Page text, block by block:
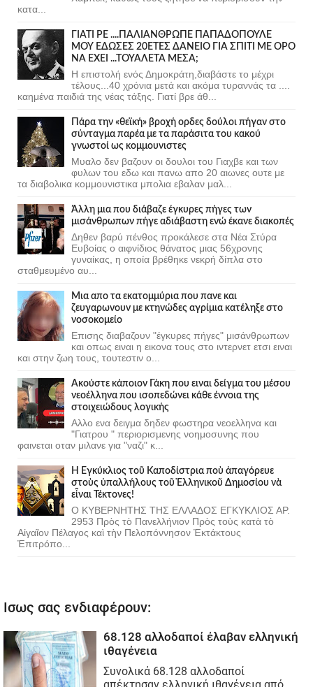
κατα...
ΓΙΑΤΙ ΡΕ ....ΠΑΛΙΑΝΘΡΩΠΕ ΠΑΠΑΔΟΠΟΥΛΕ
ΜΟΥ ΕΔΩΣΕΣ 20ΕΤΕΣ ΔΑΝΕΙΟ ΓΙΑ ΣΠΙΤΙ ΜΕ ΟΡΟ
ΝΑ ΕΧΕΙ ...ΤΟΥΑΛΕΤΑ ΜΕΣΑ;
Η επιστολή ενός Δημοκράτη,διαβάστε το μέχρι
τέλους...40 χρόνια μετά και ακόμα τυραννάς τα ....
καημένα παιδιά της νέας τάξης. Γιατί βρε άθ...
Πάρα την «θεϊκή» βροχή ορδες δούλοι πήγαν στο
σύνταγμα παρέα με τα παράσιτα του κακού
γνωστοί ως κομμουνιστες
Μυαλο δεν βαζουν οι δουλοι του Γιαχβε και των
φυλων του εδω και πανω απο 20 αιωνες ουτε με
τα διαβολικα κομμουνιστικα μπολια εβαλαν μαλ...
Άλλη μια που διάβαζε έγκυρες πήγες των
μισάνθρωπων πήγε αδιάβαστη ενώ έκανε διακοπές
Δηθεν βαρύ πένθος προκάλεσε στα Νέα Στύρα
Ευβοίας ο αιφνίδιος θάνατος μιας 56χρονης
γυναίκας, η οποία βρέθηκε νεκρή δίπλα στο
σταθμευμένο αυ...
Μια απο τα εκατομμύρια που πανε και
ζευγαρωνουν με κτηνώδες αγρίμια κατέληξε στο
νοσοκομείο
Επισης διαβαζουν "έγκυρες πήγες" μισάνθρωπων
και οπως ειναι η εικονα τους στο ιντερνετ ετσι ειναι
και στην ζωη τους, τουτεστιν ο...
Ακούστε κάποιον Γάκη που ειναι δείγμα του μέσου
νεοέλληνα που ισοπεδώνει κάθε έννοια της
στοιχειώδους λογικής
Αλλο ενα δειγμα δηδεν φωστηρα νεοελληνα και
"Γιατρου " περιορισμενης νοημοσυνης που
φαινεται οταν μιλανε για "ναζι" κ...
Ἡ Ἐγκύκλιος τοῦ Καποδίστρια ποὺ ἀπαγόρευε
στοὺς ὑπαλλήλους τοῦ Ἑλληνικοῦ Δημοσίου νὰ
εἶναι Τέκτονες!
Ο ΚΥΒΕΡΝΗΤΗΣ ΤΗΣ ΕΛΛΑΔΟΣ ΕΓΚΥΚΛΙΟΣ ΑΡ.
2953 Πρὸς τὸ Πανελλήνιον Πρὸς τοὺς κατὰ τὸ
Αἰγαῖον Πέλαγος καὶ τὴν Πελοπόννησον Ἐκτάκτους
Ἐπιτρόπο...